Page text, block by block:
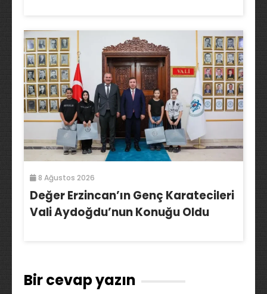
8 Ağustos 2026
Değer Erzincan’ın Genç Karatecileri
Vali Aydoğdu’nun Konuğu Oldu
Bir cevap yazın